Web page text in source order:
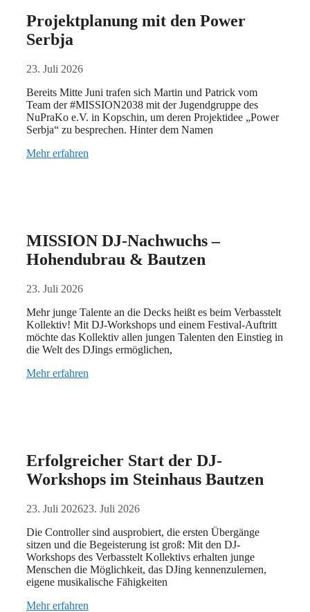
Projektplanung mit den Power
Serbja
23. Juli 2026
Bereits Mitte Juni trafen sich Martin und Patrick vom
Team der #MISSION2038 mit der Jugendgruppe des
NuPraKo e.V. in Kopschin, um deren Projektidee „Power
Serbja“ zu besprechen. Hinter dem Namen
Mehr erfahren
MISSION DJ-Nachwuchs –
Hohendubrau & Bautzen
23. Juli 2026
Mehr junge Talente an die Decks heißt es beim Verbasstelt
Kollektiv! Mit DJ-Workshops und einem Festival-Auftritt
möchte das Kollektiv allen jungen Talenten den Einstieg in
die Welt des DJings ermöglichen,
Mehr erfahren
Erfolgreicher Start der DJ-
Workshops im Steinhaus Bautzen
23. Juli 202623. Juli 2026
Die Controller sind ausprobiert, die ersten Übergänge
sitzen und die Begeisterung ist groß: Mit den DJ-
Workshops des Verbasstelt Kollektivs erhalten junge
Menschen die Möglichkeit, das DJing kennenzulernen,
eigene musikalische Fähigkeiten
Mehr erfahren